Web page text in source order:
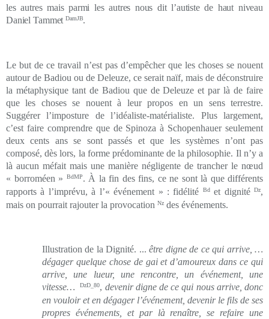
les autres mais parmi les autres nous dit l’autiste de haut niveau
Daniel TammetDamJB.
Le but de ce travail n’est pas d’empêcher que les choses se nouent
autour de Badiou ou de Deleuze, ce serait naïf, mais de déconstruire
la métaphysique tant de Badiou que de Deleuze et par là de faire
que les choses se nouent à leur propos en un sens terrestre.
Suggérer l’imposture de l’idéaliste-matérialiste. Plus largement,
c’est faire comprendre que de Spinoza à Schopenhauer seulement
deux cents ans se sont passés et que les systèmes n’ont pas
composé, dès lors, la forme prédominante de la philosophie. Il n’y a
là aucun méfait mais une manière négligente de trancher le nœud
« borroméen »
BdMP. À la fin des fins, ce ne sont là que différents
rapports à l’imprévu, à l’« événement » : fidélité
Bdet dignité Dz,
mais on pourrait rajouter la provocation Nz des événements.
Illustration de la Dignité. ...être digne de ce qui arrive, …
dégager quelque chose de gai et d’amoureux dans ce qui
arrive, une lueur, une rencontre, un événement, une
vitesse…
DzD_80, devenir digne de ce qui nous arrive, donc
en vouloir et en dégager l’événement, devenir le fils de ses
propres événements, et par là renaître, se refaire une